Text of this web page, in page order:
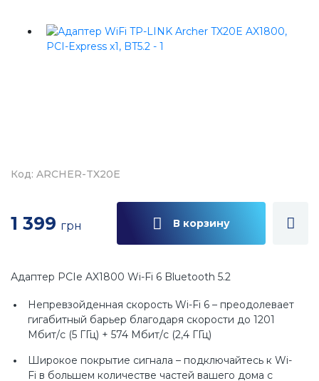
Код: ARCHER-TX20E
1 399 грн В корзину
Адаптер PCIe AX1800 Wi-Fi 6 Bluetooth 5.2
Непревзойденная скорость Wi-Fi 6 – преодолевает
гигабитный барьер благодаря скорости до 1201
Мбит/с (5 ГГц) + 574 Мбит/с (2,4 ГГц)
Широкое покрытие сигнала – подключайтесь к Wi-
Fi в большем количестве частей вашего дома с